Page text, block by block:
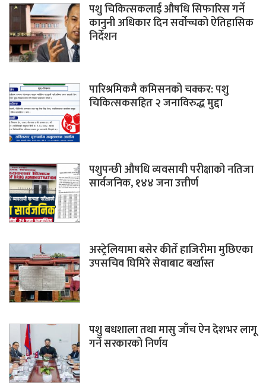
पशु चिकित्सकलाई औषधि सिफारिस गर्ने
कानुनी अधिकार दिन सर्वोच्चको ऐतिहासिक
निर्देशन
पारिश्रमिकमै कमिसनको चक्कर: पशु
चिकित्सकसहित २ जनाविरुद्ध मुद्दा
पशुपन्छी औषधि व्यवसायी परीक्षाको नतिजा
सार्वजनिक, १४४ जना उत्तीर्ण
अस्ट्रेलियामा बसेर कीर्ते हाजिरीमा मुछिएका
उपसचिव घिमिरे सेवाबाट बर्खास्त
पशु बधशाला तथा मासु जाँच ऐन देशभर लागू
गर्ने सरकारको निर्णय